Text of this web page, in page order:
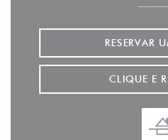
RESERVAR
CLIQUE E